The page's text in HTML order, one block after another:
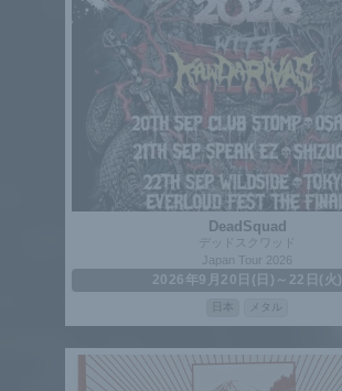
DeadSquad
デッドスクワッド
Japan Tour 2026
2026年9月20日(日)～22日(火)
メタル